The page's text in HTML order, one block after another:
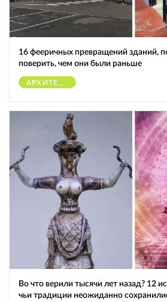
16 фееричных превращений зданий,
поверить, чем они были раньше
АРХИТЕКТУРА
Во что верили тысячи лет назад? 12
чьи традиции неожиданно